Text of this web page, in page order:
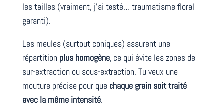
les tailles (vraiment, j’ai testé… traumatisme floral
garanti).
Les meules (surtout coniques) assurent une
répartition plus homogène, ce qui évite les zones de
sur-extraction ou sous-extraction. Tu veux une
mouture précise pour que chaque grain soit traité
avec la même intensité.